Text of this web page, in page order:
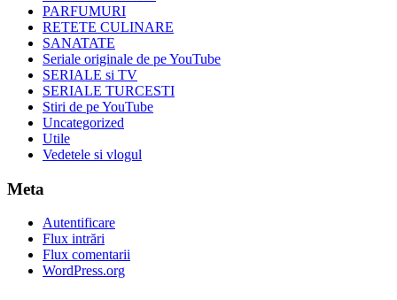
PARFUMURI
RETETE CULINARE
SANATATE
Seriale originale de pe YouTube
SERIALE si TV
SERIALE TURCESTI
Stiri de pe YouTube
Uncategorized
Utile
Vedetele si vlogul
Meta
Autentificare
Flux intrări
Flux comentarii
WordPress.org